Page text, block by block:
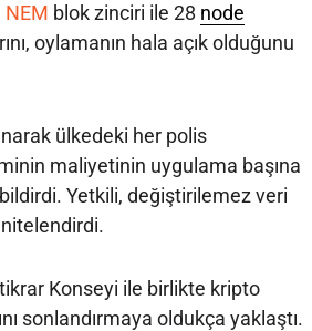
NEM blok zinciri ile 28 node
oylamanın hala açık olduğunu
ülkedeki her polis
maliyetinin uygulama başına
bildirdi. Yetkili, değiştirilemez veri
nitelendirdi.
Konseyi ile birlikte kripto
sonlandırmaya oldukça yaklaştı.